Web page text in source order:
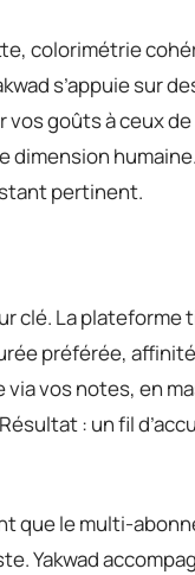
colorimétrie
s’appuie sur
vos goûts à ceux
dimension
pertinent.
clé. La plateforme
préférée,
via vos notes, en
: un fil
que le multi-
Yakwad